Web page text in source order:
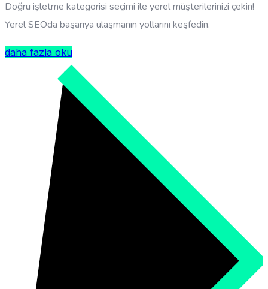
Doğru işletme kategorisi seçimi ile yerel müşterilerinizi çekin!
Yerel SEOda başarıya ulaşmanın yollarını keşfedin.
daha fazla oku